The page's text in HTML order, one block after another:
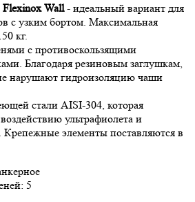
Flexinox Wall- идеальный вариант для
с узким бортом. Максимальная
кг.
с противоскользящими
Благодаря резиновым заглушкам,
нарушают гидроизоляцию чаши
стали AISI-304, которая
ультрафиолета и
Крепежные элементы поставляются в
5